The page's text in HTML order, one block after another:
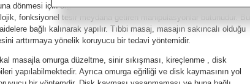
dönmesi için organizmanın yüzeyine tatbik edilen sistemli ve belirli
fonksiyonel tesir meydana getiren manipülasyonlar bütünüdür. Bu
bağlı kalınarak yapılır. Tıbbi masaj, masajın sakıncalı olduğu
arttırmaya yönelik koruyucu bir tedavi yöntemidir.
masajla omurga düzeltme, sinir sıkışması, kireçlenme , disk
yapılabilmektedir. Ayrıca omurga eğriliği ve disk kaymasının yol